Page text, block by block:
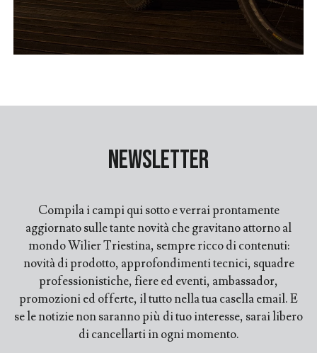
Newsletter
Compila i campi qui sotto e verrai prontamente
aggiornato sulle tante novità che gravitano attorno al
mondo Wilier Triestina, sempre ricco di contenuti:
novità di prodotto, approfondimenti tecnici, squadre
professionistiche, fiere ed eventi, ambassador,
promozioni ed offerte, il tutto nella tua casella email. E
se le notizie non saranno più di tuo interesse, sarai libero
di cancellarti in ogni momento.